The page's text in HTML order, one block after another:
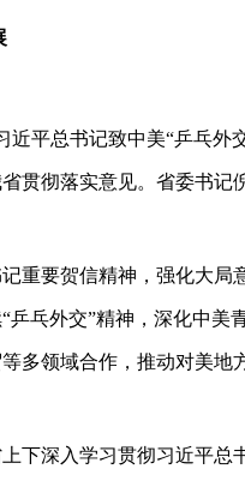
平总书记致中美“乒乓外
贯彻落实意见。省委书记
重要贺信精神，强化大局
乓外交”精神，深化中美
多领域合作，推动对美地
下深入学习贯彻习近平总